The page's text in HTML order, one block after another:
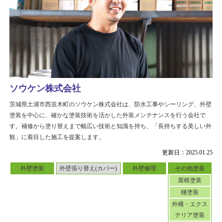
更新日：2025.01.25
外壁塗装 外壁張り替え(カバー) 外壁修理
その他塗装
屋根塗装
樋塗装
外構・エクス
テリア塗装
ソウケン株式会社
茨城県土浦市西並木町のソウケン株式会社は、防水工事やシーリング、外壁
塗装を中心に、確かな塗装技術を活かした外装メンテナンスを行う会社で
す。補修から塗り替えまで幅広い技術と知識を持ち、「長持ちする美しい外
観」に着目した施工を提案します。